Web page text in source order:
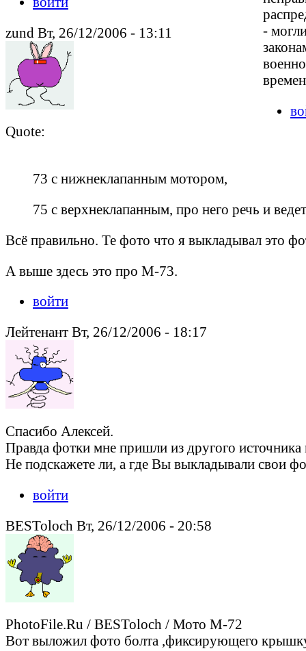
zund Вт, 26/12/2006 - 13:11
Quote:
73 с нижнеклапанным мотором,
75 с верхнеклапанным, про него речь и
Всё правильно. Те фото что я выкладывал это
А выше здесь это про М-73.
войти
Лейтенант Вт, 26/12/2006 - 18:17
Спасибо Алексей.
Правда фотки мне пришли из другого
Не подскажете ли, а где Вы выкладывали свои
войти
BESToloch Вт, 26/12/2006 - 20:58
PhotoFile.Ru / BESToloch / Мото М-72
Вот выложил фото болта ,фиксирующего
-